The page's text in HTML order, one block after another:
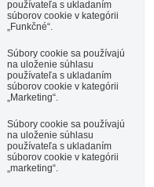
používateľa s ukladaním
súborov cookie v kategórii
„Funkčné“.
Súbory cookie sa používajú
na uloženie súhlasu
používateľa s ukladaním
súborov cookie v kategórii
„Marketing“.
Súbory cookie sa používajú
na uloženie súhlasu
používateľa s ukladaním
súborov cookie v kategórii
„marketing“.